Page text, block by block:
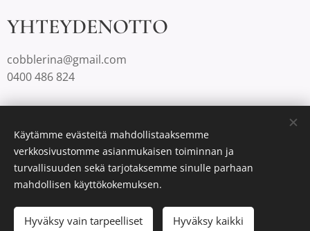
Lisää ostoskoriin
YHTEYDENOTTO
cobblerina@gmail.com
0400 486 824
LuotuWebnodella Evästeet
Käytämme evästeitä mahdollistaaksemme
verkkosivustomme asianmukaisen toiminnan ja
turvallisuuden sekä tarjotaksemme sinulle parhaan
mahdollisen käyttökokemuksen.
Hyväksy vain tarpeelliset Hyväksy kaikki